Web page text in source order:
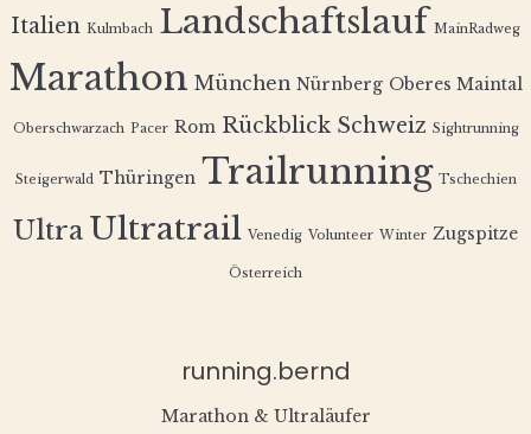
Italien Kulmbach Landschaftslauf MainRadweg
Marathon München Nürnberg Oberes Maintal
Oberschwarzach Pacer Rom Rückblick Schweiz Sightrunning
Steigerwald Thüringen Trailrunning Tschechien
Ultra Ultratrail Venedig Volunteer Winter Zugspitze
Österreich
running.bernd
Marathon & Ultraläufer